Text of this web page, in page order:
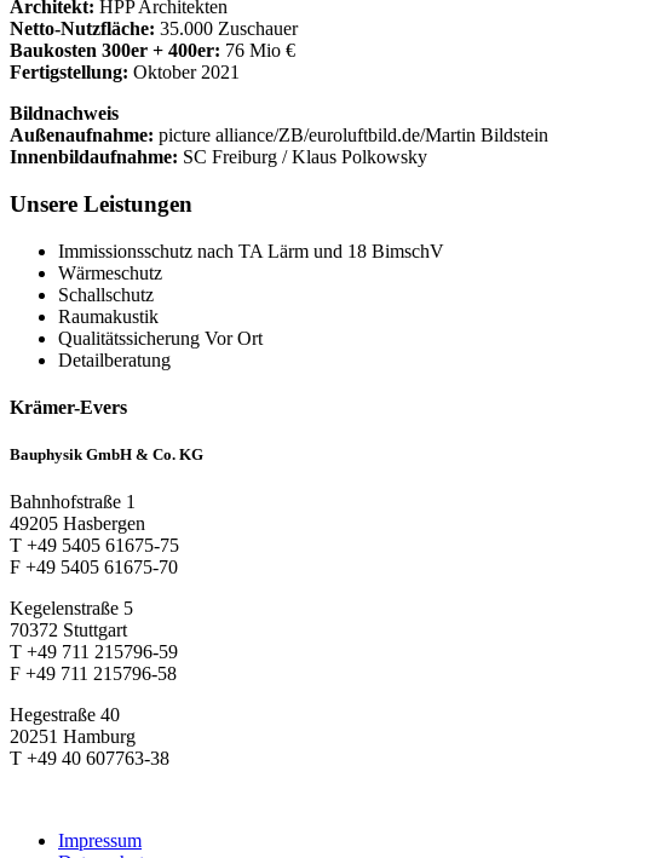
Architekt: HPP Architekten
Netto-Nutzfläche: 35.000 Zuschauer
Baukosten 300er + 400er: 76 Mio €
Fertigstellung: Oktober 2021
Bildnachweis
Außenaufnahme: picture alliance/ZB/euroluftbild.de/Martin Bildstein
Innenbildaufnahme: SC Freiburg / Klaus Polkowsky
Unsere Leistungen
Immissionsschutz nach TA Lärm und 18 BimschV
Wärmeschutz
Schallschutz
Raumakustik
Qualitätssicherung Vor Ort
Detailberatung
Krämer-Evers
Bauphysik GmbH & Co. KG
Bahnhofstraße 1
49205 Hasbergen
T +49 5405 61675-75
F +49 5405 61675-70
Kegelenstraße 5
70372 Stuttgart
T +49 711 215796-59
F +49 711 215796-58
Hegestraße 40
20251 Hamburg
T +49 40 607763-38
Impressum